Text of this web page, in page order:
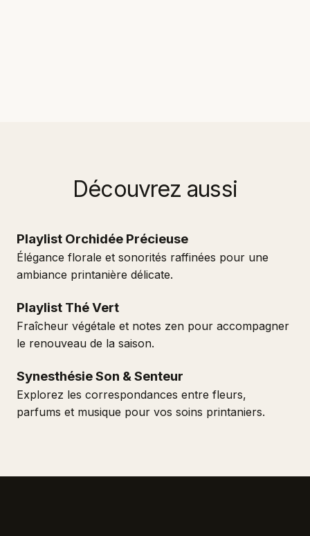
Découvrez aussi
Playlist Orchidée Précieuse
Élégance florale et sonorités raffinées pour une
ambiance printanière délicate.
Playlist Thé Vert
Fraîcheur végétale et notes zen pour accompagner
le renouveau de la saison.
Synesthésie Son & Senteur
Explorez les correspondances entre fleurs,
parfums et musique pour vos soins printaniers.